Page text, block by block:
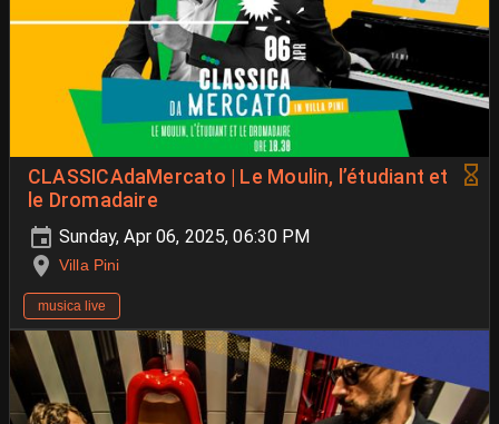
CLASSICAdaMercato | Le Moulin, l’étudiant et
le Dromadaire
Sunday, Apr 06, 2025, 06:30 PM
Villa Pini
musica live